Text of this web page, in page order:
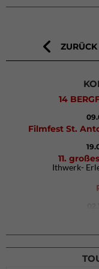
14
Filmfest St.
11.
Ithwerk-
9.